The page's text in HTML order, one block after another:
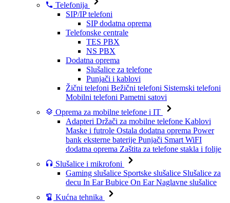
Telefonija
SIP/IP telefoni
SIP dodatna oprema
Telefonske centrale
TES PBX
NS PBX
Dodatna oprema
Slušalice za telefone
Punjači i kablovi
Žični telefoni Bežični telefoni Sistemski telefoni
Mobilni telefoni Pametni satovi
Oprema za mobilne telefone i IT
Adapteri Držači za mobilne telefone Kablovi
Maske i futrole Ostala dodatna oprema Power
bank eksterne baterije Punjači Smart WiFI
dodatna oprema Zaštita za telefone stakla i folije
Slušalice i mikrofoni
Gaming slušalice Sportske slušalice Slušalice za
decu In Ear Bubice On Ear Naglavne slušalice
Kućna tehnika